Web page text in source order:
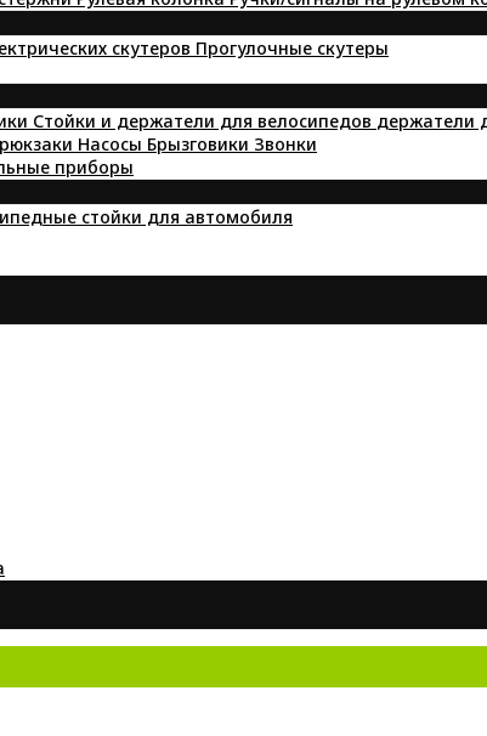
скутеров Прогулочные скутеры
Стойки и держатели для велосипедов держатели
Насосы Брызговики Звонки
приборы
стойки для автомобиля